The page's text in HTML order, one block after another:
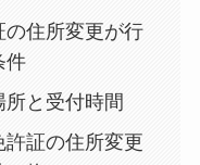
の住所変更が行
件
と受付時間
証の住所変更